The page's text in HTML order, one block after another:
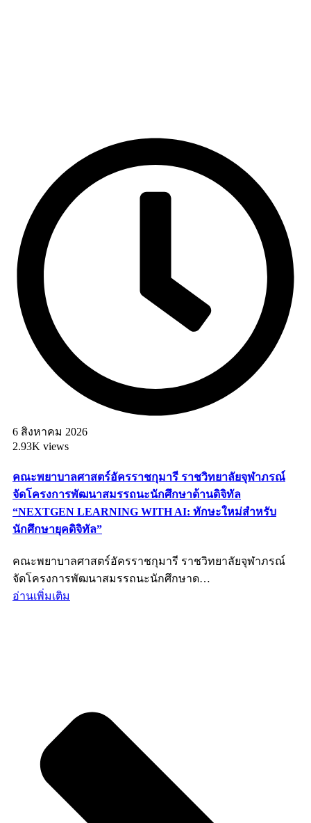
6 สิงหาคม 2026
2.93K views
คณะพยาบาลศาสตร์อัครราชกุมารี ราชวิทยาลัยจุฬาภรณ์
จัดโครงการพัฒนาสมรรถนะนักศึกษาด้านดิจิทัล
“NEXTGEN LEARNING WITH AI: ทักษะใหม่สำหรับ
นักศึกษายุคดิจิทัล”
คณะพยาบาลศาสตร์อัครราชกุมารี ราชวิทยาลัยจุฬาภรณ์
จัดโครงการพัฒนาสมรรถนะนักศึกษาด…
อ่านเพิ่มเติม